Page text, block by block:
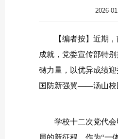
2026-
【编者按】近期
成就，党委宣传部特
礴力量，以优异成绩
国防新强翼——汤山校
学校十二次党代
局的新征程。作为“一